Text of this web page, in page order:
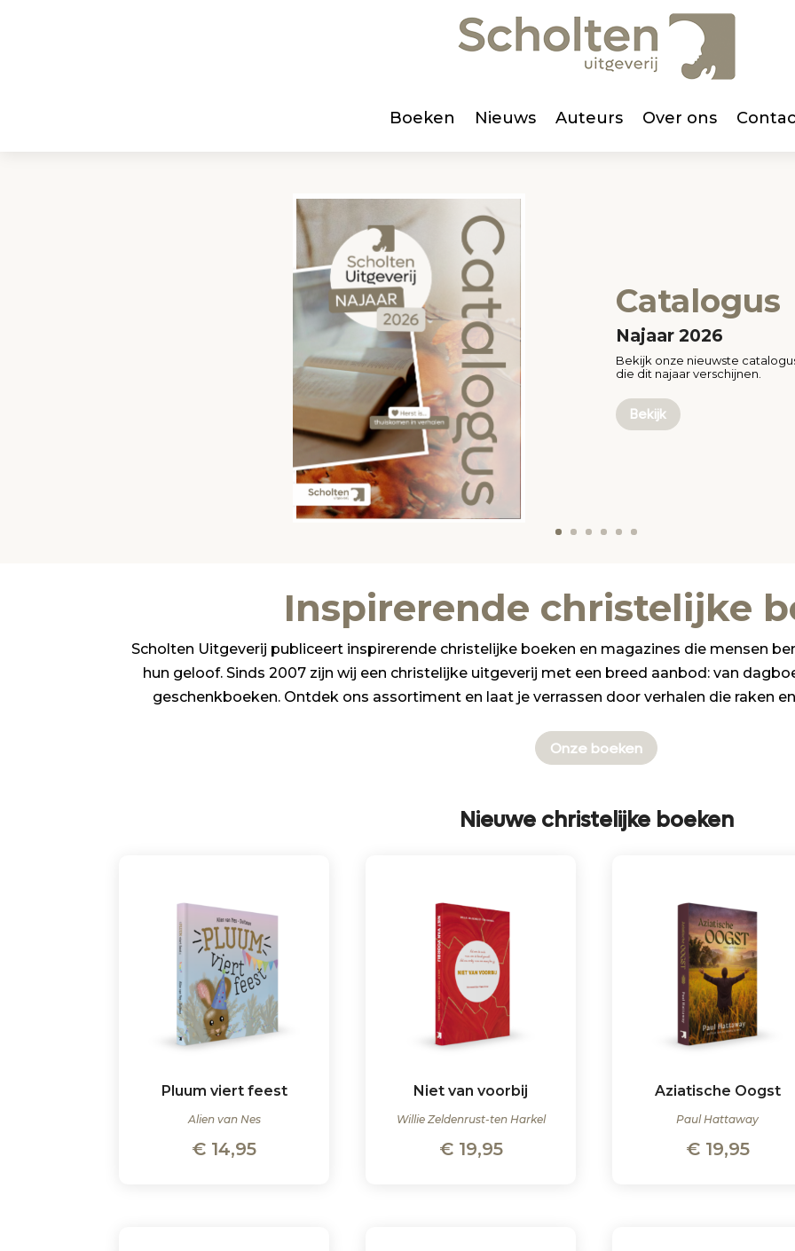
Boeken Nieuws Auteurs Over ons
Catalogus
Najaar 2026
Bekijk onze nieuwste
die dit najaar verschijnen.
Bekijk
Inspirerende christelijke
Scholten Uitgeverij publiceert inspirerende christelijke boeken en magazines die mensen
hun geloof. Sinds 2007 zijn wij een christelijke uitgeverij met een breed aanbod: van
geschenkboeken. Ontdek ons assortiment en laat je verrassen door verhalen die raken
Onze boeken
Nieuwe christelijke boeken
Pluum viert feest
Alien van Nes
€ 14,95
Niet van voorbij
Willie Zeldenrust-ten Harkel
€19,95
Aziatische Oogst
Paul Hattaway
€19,95